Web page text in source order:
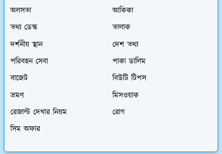
অলসতা
আকিকা
তথ্য ডেস্ক
তালাক
দর্শনীয় স্থান
দেশ তথ্য
পরিবহন সেবা
পাকা ডালিম
বাজেট
বিউটি টিপস
ভ্রমণ
মিসওয়াক
রেজাল্ট দেখার নিয়ম
রোগ
সিম অফার